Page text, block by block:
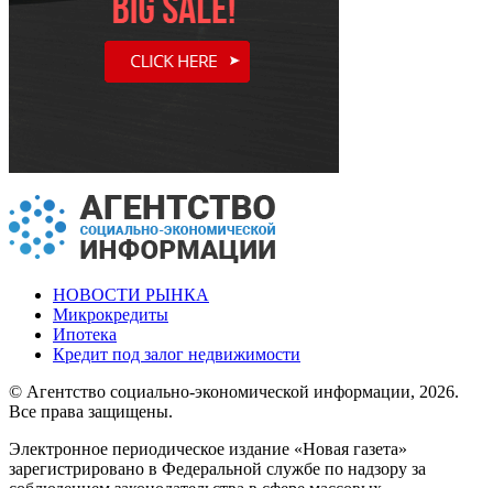
НОВОСТИ РЫНКА
Микрокредиты
Ипотека
Кредит под залог недвижимости
© Агентство социально-экономической информации, 2026.
Все права защищены.
Электронное периодическое издание «Новая газета»
зарегистрировано в Федеральной службе по надзору за